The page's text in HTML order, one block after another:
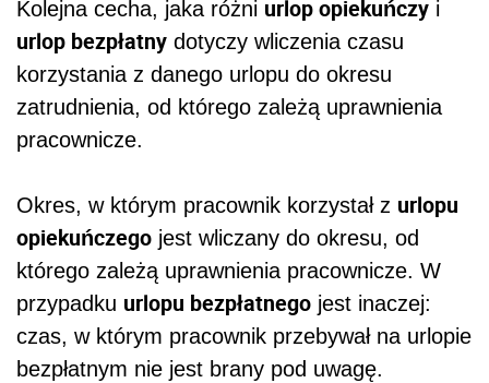
Kolejna cecha, jaka różni urlop opiekuńczy i
urlop bezpłatny dotyczy wliczenia czasu
korzystania z danego urlopu do okresu
zatrudnienia, od którego zależą uprawnienia
pracownicze.
Okres, w którym pracownik korzystał z urlopu
opiekuńczego jest wliczany do okresu, od
którego zależą uprawnienia pracownicze. W
przypadku urlopu bezpłatnego jest inaczej:
czas, w którym pracownik przebywał na urlopie
bezpłatnym nie jest brany pod uwagę.